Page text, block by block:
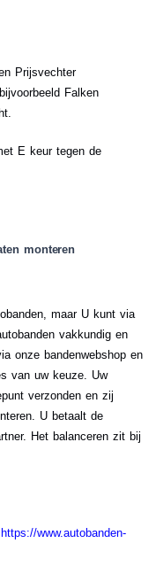
Prijsvechter
Falken
E keur tegen de
monteren
maar U kunt via
vakkundig en
onze bandenwebshop en
van uw keuze. Uw
verzonden en zij
U betaalt de
Het balanceren zit bij
https://www.autobanden-